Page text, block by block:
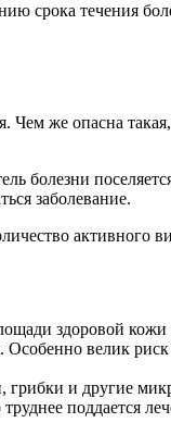
срока течения
же опасна такая,
болезни
заболевание.
активного
здоровой
велик риск
грибки и другие
поддается